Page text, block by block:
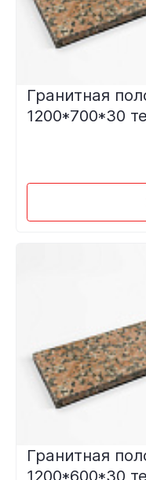
Гранитная
1200*700*30
Гранитная
1200*600*30